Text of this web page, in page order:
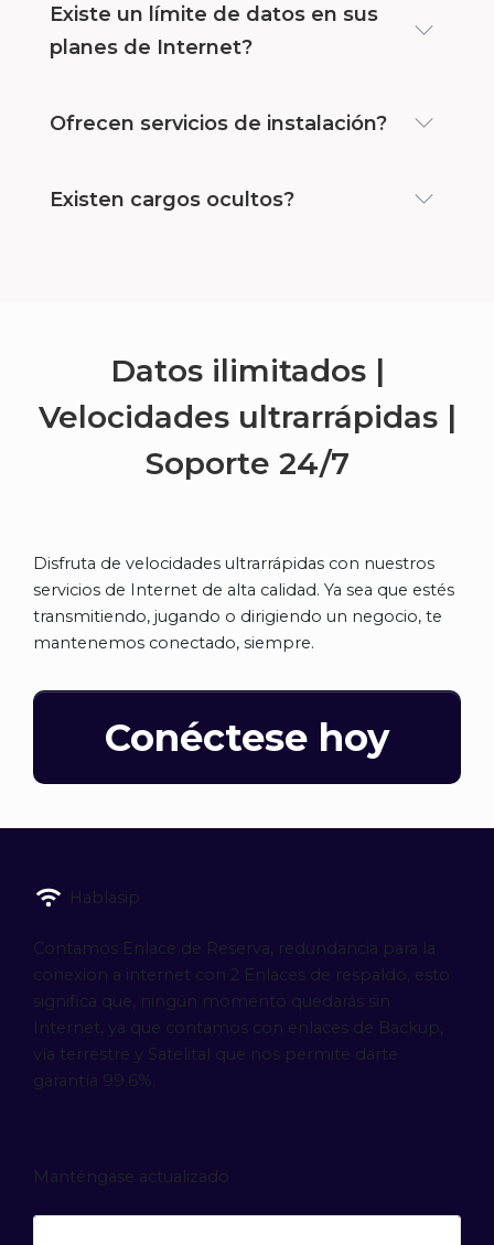
Existe un límite de datos en sus
planes de Internet?
Ofrecen servicios de instalación?
Existen cargos ocultos?
Datos ilimitados |
Velocidades ultrarrápidas |
Soporte 24/7
Disfruta de velocidades ultrarrápidas con nuestros
servicios de Internet de alta calidad. Ya sea que estés
transmitiendo, jugando o dirigiendo un negocio, te
mantenemos conectado, siempre.
Conéctese hoy
Hablasip
Contamos Enlace de Reserva, redundancia para la
conexion a internet con 2 Enlaces de respaldo, esto
significa que, ningún momento quedarás sin
Internet, ya que contamos con enlaces de Backup,
vía terrestre y Satelital que nos permite darte
garantía 99.6%.
Manténgase actualizado